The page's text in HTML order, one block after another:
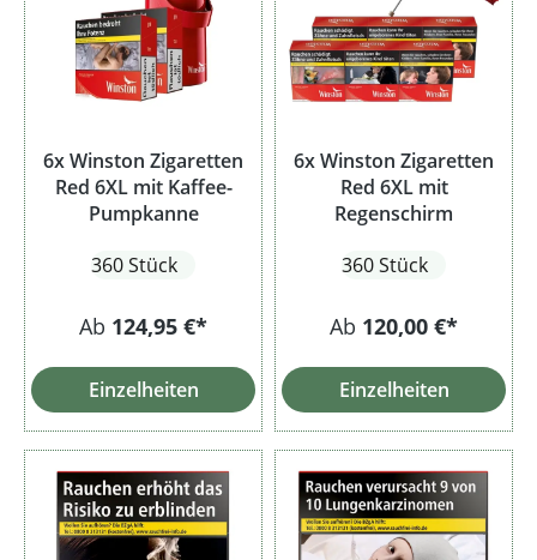
6x Winston Zigaretten
Red 6XL mit Kaffee-
Pumpkanne
360 Stück
Ab 124,95 €*
Einzelheiten
6x Winston Zigaretten
Red 6XL mit
Regenschirm
360 Stück
Ab 120,00 €*
Einzelheiten